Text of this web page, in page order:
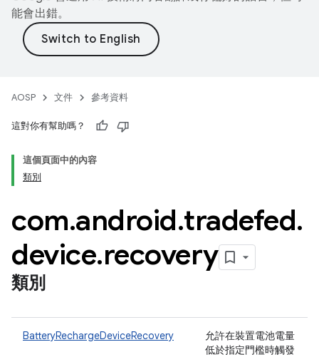
能會出錯。
AOSP 文件 參考資料
這對你有幫助嗎？
這個頁面中的內容
類別
com.android.tradefed.
device.recovery
類別
BatteryRechargeDeviceRecovery
允許在裝置電池電量
低於指定門檻時觸發